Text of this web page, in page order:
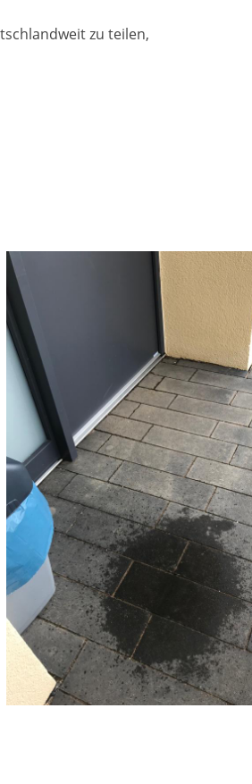
zu teilen,